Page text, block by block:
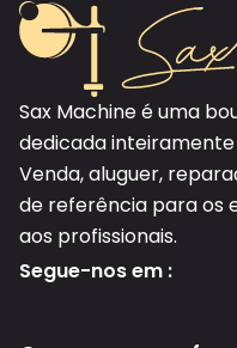
Sax Machine é uma
dedicada inteiramente
Venda, aluguer,
de referência para os
aos profissionais.
Segue-nos em :